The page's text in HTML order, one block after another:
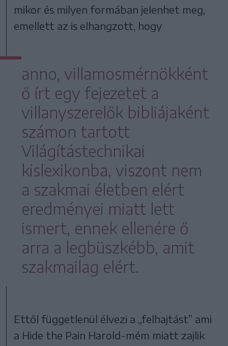
mikor és milyen formában jelenhet meg,
emellett az is elhangzott, hogy
anno, villamosmérnökként
ő írt egy fejezetet a
villanyszerelők bibliájaként
számon tartott
Világítástechnikai
kislexikonba, viszont nem
a szakmai életben elért
eredményei miatt lett
ismert, ennek ellenére ő
arra a legbüszkébb, amit
szakmailag elért.
Ettől függetlenül élvezi a „felhajtást” ami
a Hide the Pain Harold-mém miatt zajlik